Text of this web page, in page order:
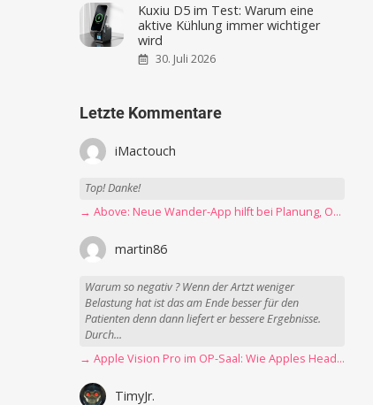
Kuxiu D5 im Test: Warum eine
aktive Kühlung immer wichtiger
wird
30. Juli 2026
Letzte Kommentare
iMactouch
Top! Danke!
→ Above: Neue Wander-App hilft bei Planung, Orientierung und Erinnerungen
martin86
Warum so negativ ? Wenn der Artzt weniger
Belastung hat ist das am Ende besser für den
Patienten denn dann liefert er bessere Ergebnisse.
Durch...
→ Apple Vision Pro im OP-Saal: Wie Apples Headset Operationen beschleunigt
TimyJr.